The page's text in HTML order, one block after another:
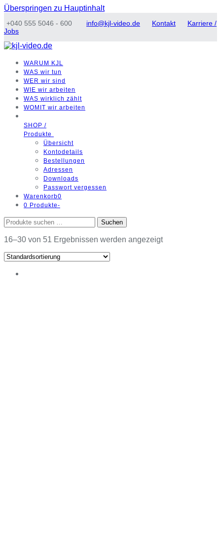
Überspringen zu Hauptinhalt
+040 555 5046 - 600 info@kjl-video.de Kontakt
Karriere /
Jobs
WARUM
KJL
WAS wir tun
WER wir sind
WIE wir arbeiten
WAS wirklich zählt
WOMIT wir arbeiten
SHOP /
Produkte
Übersicht
Kontodetails
Bestellungen
Adressen
Downloads
Passwort vergessen
Warenkorb0
0 Produkte-
Suchen
nach:
Suchen
16–30 von 51 Ergebnissen werden angezeigt